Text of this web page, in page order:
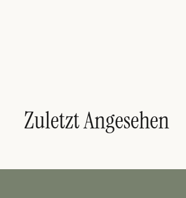
Zuletzt Angesehen